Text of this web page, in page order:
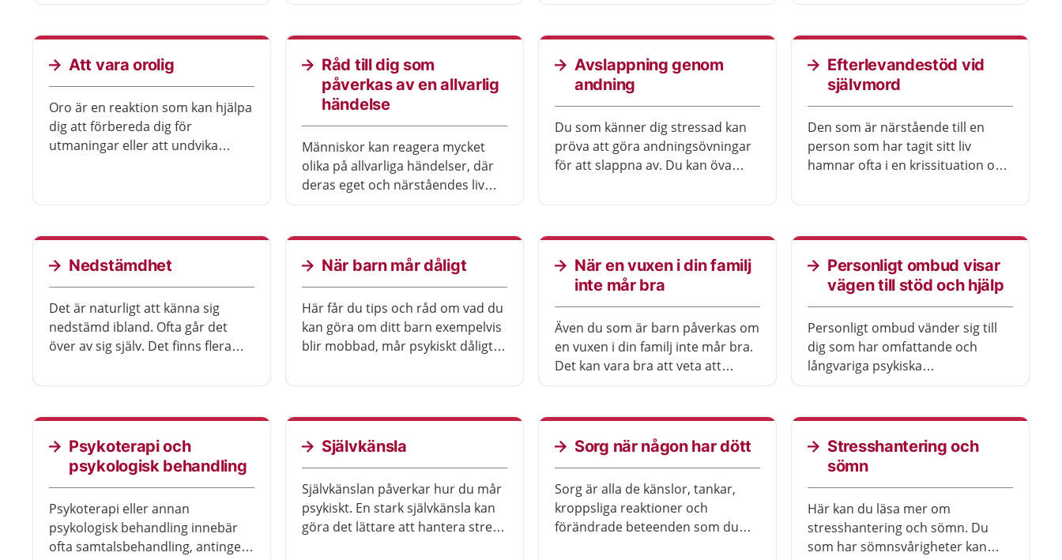
vardagen.
Att vara orolig
Oro är en reaktion som kan hjälpa
dig att förbereda dig för
utmaningar eller att undvika
kan du behöva hjälp.
Råd till dig som
påverkas av en allvarlig
händelse
Människor kan reagera mycket
olika på allvarliga händelser, där
deras eget och närståendes liv
Avslappning genom
andning
Du som känner dig stressad kan
pröva att göra andningsövningar
för att slappna av. Du kan öva
din skola eller arbetsplats. Du kan
också öva avslappning när du
ligger ner.
Efterlevandestöd vid
självmord
Den som är närstående till en
person som har tagit sitt liv
hamnar ofta i en krissituation och
Nedstämdhet
Det är naturligt att känna sig
nedstämd ibland. Ofta går det
över av sig själv. Det finns flera
När barn mår dåligt
Här får du tips och råd om vad du
kan göra om ditt barn exempelvis
blir mobbad, mår psykiskt dåligt,
När en vuxen i din familj
inte mår bra
Även du som är barn påverkas om
en vuxen i din familj inte mår bra.
Det kan vara bra att veta att
dåligt. Ofta hjälper det att prata
med någon.
Personligt ombud visar
vägen till stöd och hjälp
Personligt ombud vänder sig till
dig som har omfattande och
långvariga psykiska
Psykoterapi och
psykologisk behandling
Psykoterapi eller annan
psykologisk behandling innebär
ofta samtalsbehandling, antingen
Självkänsla
Självkänslan påverkar hur du mår
psykiskt. En stark självkänsla kan
göra det lättare att hantera stress
Sorg när någon har dött
Sorg är alla de känslor, tankar,
kroppsliga reaktioner och
förändrade beteenden som du
Stresshantering och
sömn
Här kan du läsa mer om
stresshantering och sömn. Du
som har sömnsvårigheter kan